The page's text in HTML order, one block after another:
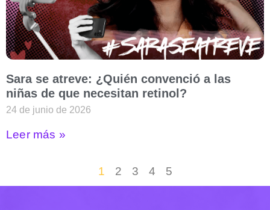
Sara se atreve: ¿Quién convenció a las
niñas de que necesitan retinol?
24 de junio de 2026
Leer más »
1 2 3 4 5